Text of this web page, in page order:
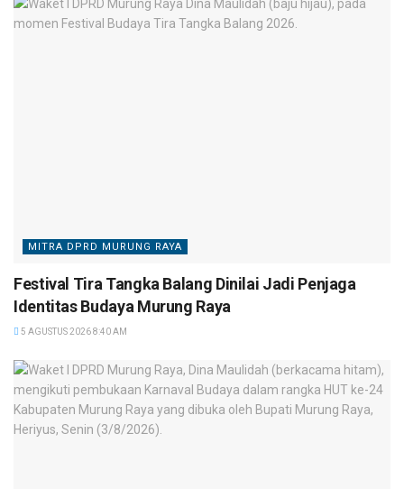
MITRA DPRD MURUNG RAYA
Festival Tira Tangka Balang Dinilai Jadi Penjaga
Identitas Budaya Murung Raya
5 AGUSTUS 2026 8:40 AM